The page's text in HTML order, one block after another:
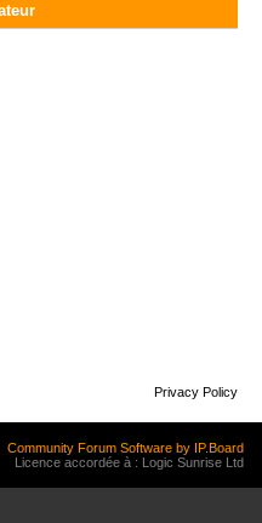
Privacy Policy
Community Forum Software by IP.Board
Licence accordée à : Logic Sunrise Ltd